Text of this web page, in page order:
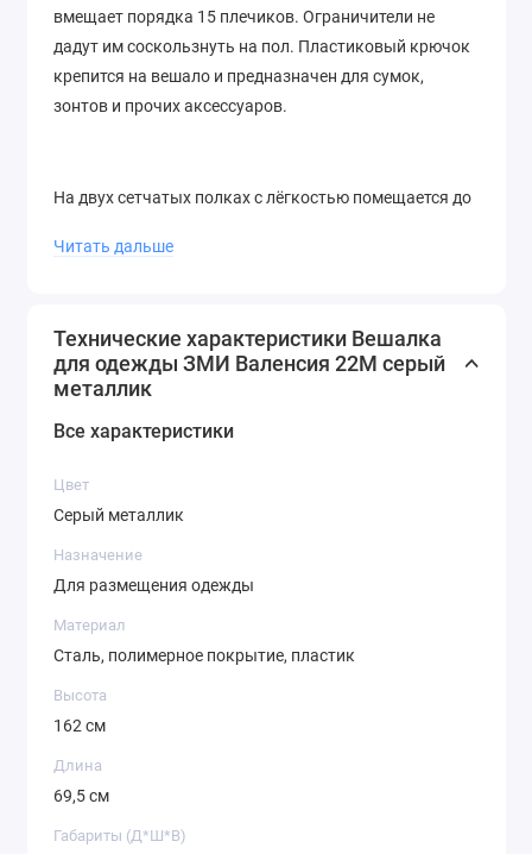
вмещает порядка 15 плечиков. Ограничители не
дадут им соскользнуть на пол. Пластиковый крючок
крепится на вешало и предназначен для сумок,
зонтов и прочих аксессуаров.
На двух сетчатых полках с лёгкостью помещается до
стильные металлические крючки для хранения сумок
использовать в качестве стойки для отпаривания.
Изделие в цветной картонной упаковке с удобной
вручить в качестве подарка. Собирается легко по
комплекте. Расширенная гарантия от производителя
- 3 года
Читать дальше
Технические характеристики Вешалка
для одежды ЗМИ Валенсия 22М серый
металлик
Все характеристики
Цвет
Серый металлик
Назначение
Для размещения одежды
Материал
Сталь, полимерное покрытие, пластик
Высота
162 см
Длина
69,5 см
Габариты (Д*Ш*В)